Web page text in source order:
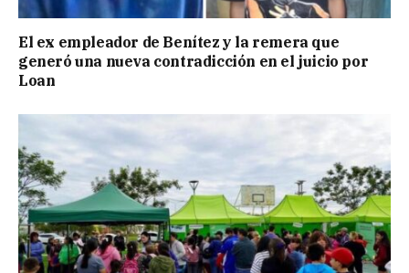
El ex empleador de Benítez y la remera que
generó una nueva contradicción en el juicio por
Loan